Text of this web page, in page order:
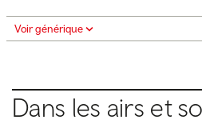
Voir générique
Dans les airs et